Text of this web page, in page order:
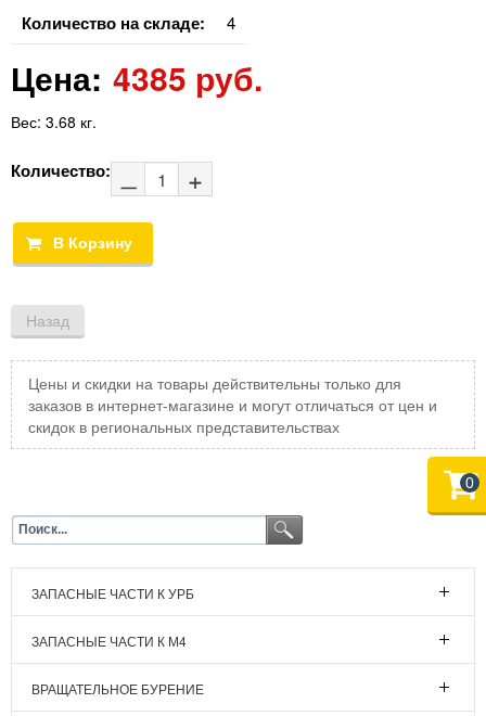
Количество на складе: 4
Цена: 4385 руб.
Вес: 3.68 кг.
Количество:
Цены и скидки на товары действительны только для
заказов в интернет-магазине и могут отличаться от цен и
скидок в региональных представительствах
ЗАПАСНЫЕ ЧАСТИ К УРБ
ЗАПАСНЫЕ ЧАСТИ К М4
ВРАЩАТЕЛЬНОЕ БУРЕНИЕ
0